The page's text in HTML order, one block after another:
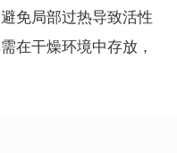
免局部过热导致活性
在干燥环境中存放，